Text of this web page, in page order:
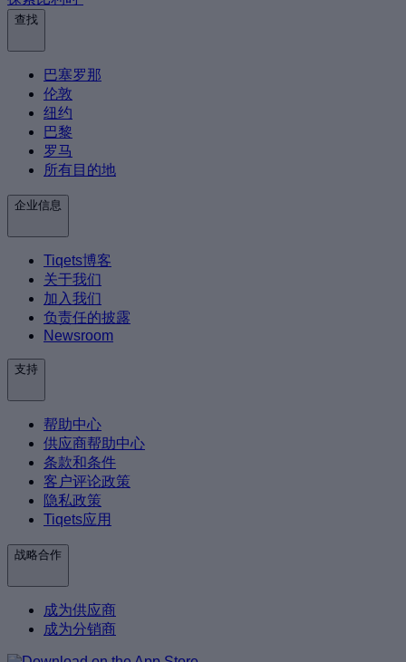
查找
巴塞罗那
伦敦
纽约
巴黎
罗马
所有目的地
企业信息
Tiqets博客
关于我们
加入我们
负责任的披露
Newsroom
支持
帮助中心
供应商帮助中心
条款和条件
客户评论政策
隐私政策
Tiqets应用
战略合作
成为供应商
成为分销商